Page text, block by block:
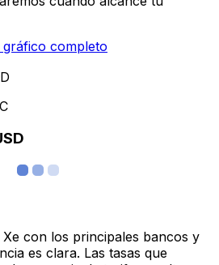
gráfico completo
con los principales bancos y
es clara. Las tasas que